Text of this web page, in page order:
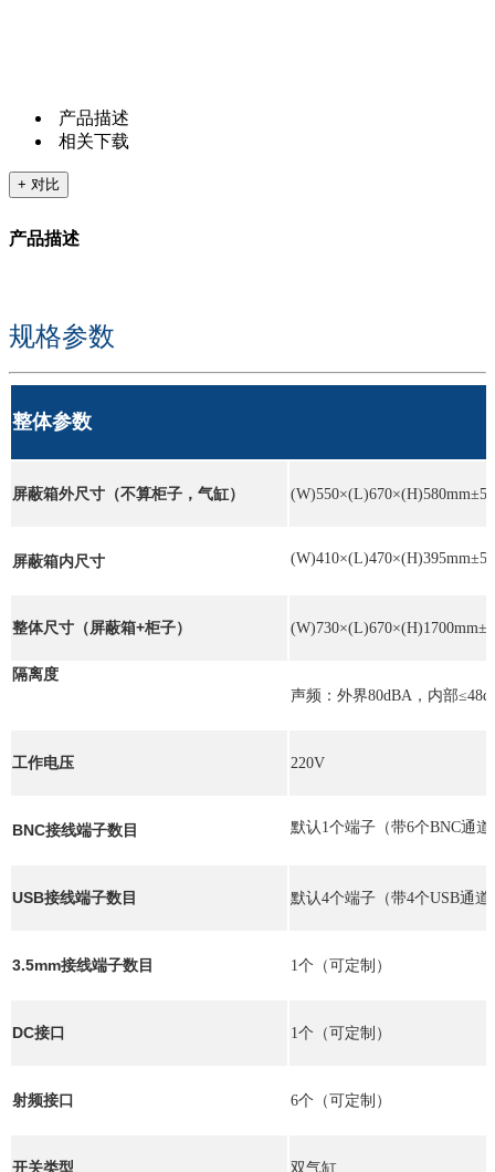
产品描述
相关下载
+ 对比
产品描述
规格参数
整体参数
屏蔽箱外尺寸（不算柜子，气缸）
屏蔽箱内尺寸
整体尺寸（屏蔽箱+柜子）
隔离度
声频：外界80dBA，内部
工作电压 220V
BNC接线端子数目 默认1个端子（带6个BNC通
USB接线端子数目 默认4个端子（带4个USB通
3.5mm接线端子数目 1个（可定制）
DC接口 1个（可定制）
射频接口 6个（可定制）
开关类型 双气缸